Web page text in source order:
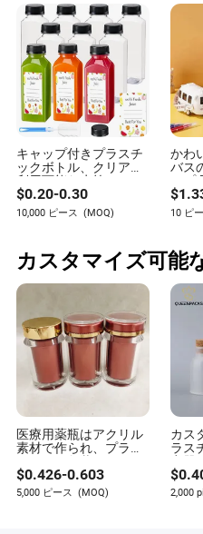
キャップ付きプラスチ
ックボトル、クリア再
利用可能な水筒、ジュ
ース用ボトル、スムー
ジーボトル、ジュース
容器
$0.20-0.30
10,000 ピース (MOQ)
かわ
バス
ッ
飲み
$
10 ピ
カスタマイズ可能
医療用薬瓶はアクリル
素材で作られ、プラス
チックに包装されてい
ます。
$0.426-0.603
5,000 ピース (MOQ)
カス
ラス
容器
ル
$
2,000